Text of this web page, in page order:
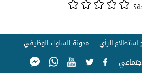
استطلاع الرأي مدونة السلوك الوظيفي